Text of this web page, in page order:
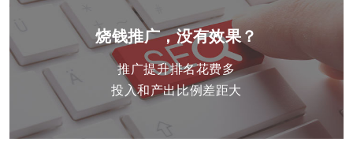
烧钱推广，没有效果？
推广提升排名花费多
投入和产出比例差距大